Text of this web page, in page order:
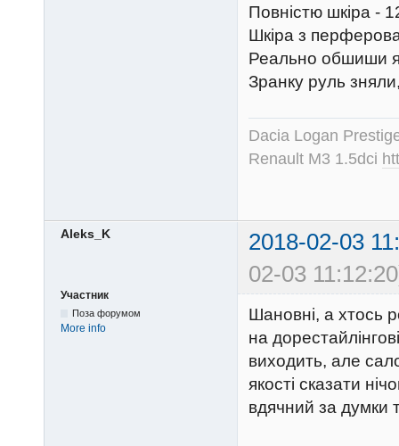
Повністю шкіра -
Шкіра з
Реально обшиши
Зранку руль
Dacia Logan
Renault M3 1.5dci
Aleks_K
2018-02-03
02-03
Участник
Поза форумом
More info
Шановні, а хтось
на
виходить, але
якості сказати
вдячний за думки